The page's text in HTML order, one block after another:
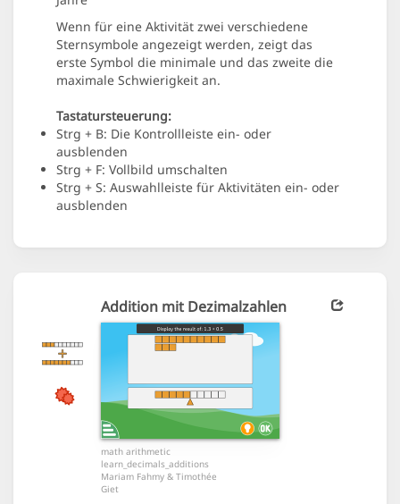
Wenn für eine Aktivität zwei verschiedene
Sternsymbole angezeigt werden, zeigt das
erste Symbol die minimale und das zweite die
maximale Schwierigkeit an.
Tastatursteuerung:
Strg + B: Die Kontrollleiste ein- oder
ausblenden
Strg + F: Vollbild umschalten
Strg + S: Auswahlleiste für Aktivitäten ein- oder
ausblenden
Addition mit Dezimalzahlen
math arithmetic
learn_decimals_additions
Mariam Fahmy & Timothée
Giet